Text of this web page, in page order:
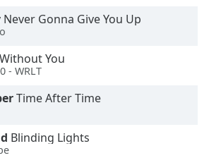
Never Gonna Give You Up
You
- WRLT
Time After Time
Blinding Lights